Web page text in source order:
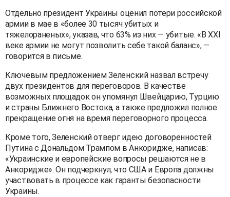
Отдельно президент Украины оценил потери российской
армии в мае в «более 30 тысяч убитых и
тяжелораненых», указав, что 63% из них — убитые. «В XXI
веке армии не могут позволить себе такой баланс», —
говорится в письме.
Ключевым предложением Зеленский назвал встречу
двух президентов для переговоров. В качестве
возможных площадок он упомянул Швейцарию, Турцию
и страны Ближнего Востока, а также предложил полное
прекращение огня на время переговорного процесса.
Кроме того, Зеленский отверг идею договоренностей
Путина с Дональдом Трампом в Анкоридже, написав:
«Украинские и европейские вопросы решаются не в
Анкоридже». Он подчеркнул, что США и Европа должны
участвовать в процессе как гаранты безопасности
Украины.